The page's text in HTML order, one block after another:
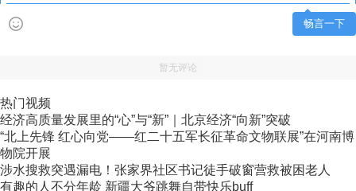
畅言一下
暂无评论
热门视频
经济高质量发展里的“心”与“新”｜北京经济“向新”突破
“北上先锋 红心向党——红二十五军长征革命文物联展”在河南博
物院开展
涉水搜救突遇漏电！张家界社区书记徒手破窗营救被困老人
有趣的人不分年龄 新疆大爷跳舞自带快乐buff